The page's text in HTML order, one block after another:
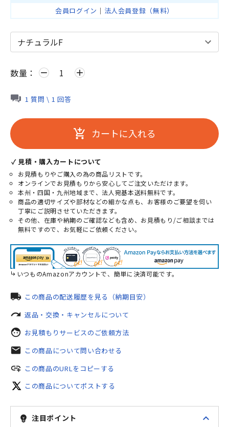
会員ログイン ｜ 法人会員登録（無料）
数量： remove add
1 質問 \ 1 回答
add_shopping_cart カートに入れる
✓ 見積・購入カートについて
お見積もりやご購入の為の商品リストです。
オンラインでお見積もりから安心してご注文いただけます。
本州・四国・九州地域まで、法人宛基本送料無料です。
商品の適切サイズや部材などの細かな点も、お客様のご要望を伺い
丁寧にご説明させていただきます。
その他、在庫や納期のご確認なども含め、お見積もり/ご相談までは
無料ですので、お気軽にご依頼ください。
いつものAmazonアカウントで、簡単に決済可能です。
local_shipping この商品の配送履歴を見る（納期目安）
redo 返品・交換・キャンセルについて
face お見積もりサービスのご依頼方法
mail この商品について問い合わせる
add_link この商品のURLをコピーする
この商品についてポストする
emoji_objects 注目ポイント expand_less